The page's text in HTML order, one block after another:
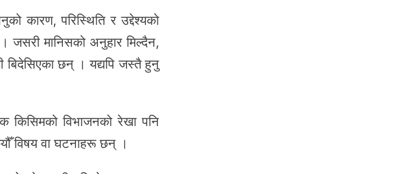
कारण, परिस्थिति र उद्देश्यको
जसरी मानिसको अनुहार मिल्दैन,
बिदेसिएका छन् । यद्यपि जस्तै हुनु
किसिमको विभाजनको रेखा पनि
विषय वा घटनाहरू छन् ।